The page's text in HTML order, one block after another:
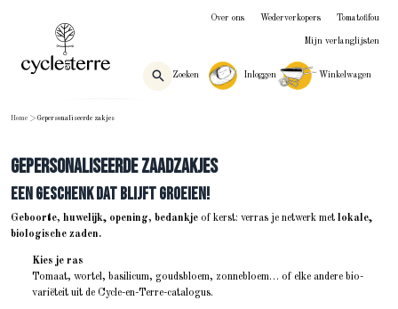
Over ons Wederverkopers Tomatofifou
Mijn verlanglijsten
Zoeken Inloggen Winkelwagen
Home > Gepersonaliseerde zakjes
Gepersonaliseerde zaadzakjes
Een geschenk dat blijft groeien!
Geboorte, huwelijk, opening, bedankje of kerst: verras je netwerk met lokale,
biologische zaden.
Kies je ras
Tomaat, wortel, basilicum, goudsbloem, zonnebloem… of elke andere bio-
variëteit uit de Cycle-en-Terre-catalogus.